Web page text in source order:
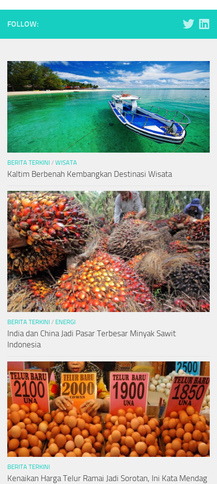
FOLLOW:
BERITA TERKINI / WISATA
Kaltim Berbenah Kembangkan Destinasi Wisata
BERITA TERKINI / ENERGI
India dan China Jadi Pasar Terbesar Minyak Sawit
Indonesia
BERITA TERKINI
Kenaikan Harga Telur Ramai Jadi Sorotan, Ini Kata Mendag